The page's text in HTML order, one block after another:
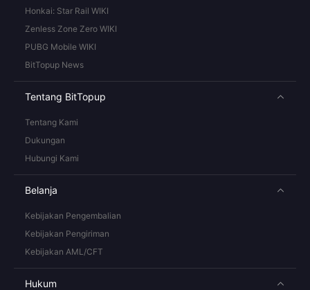
Honkai: Star Rail WIKI
Zenless Zone Zero WIKI
PUBG Mobile WIKI
BitTopup News
Tentang BitTopup
Tentang Kami
Dukungan
Hubungi Kami
Belanja
Kebijakan Pengembalian
Kebijakan Pengiriman
Kebijakan AML/CFT
Hukum